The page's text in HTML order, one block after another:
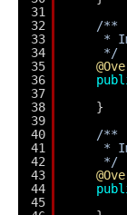
31
32
33
34
35
36
37
38
39
40
41
42
43
44
45
/**
*
*/
}
/**
*
*/